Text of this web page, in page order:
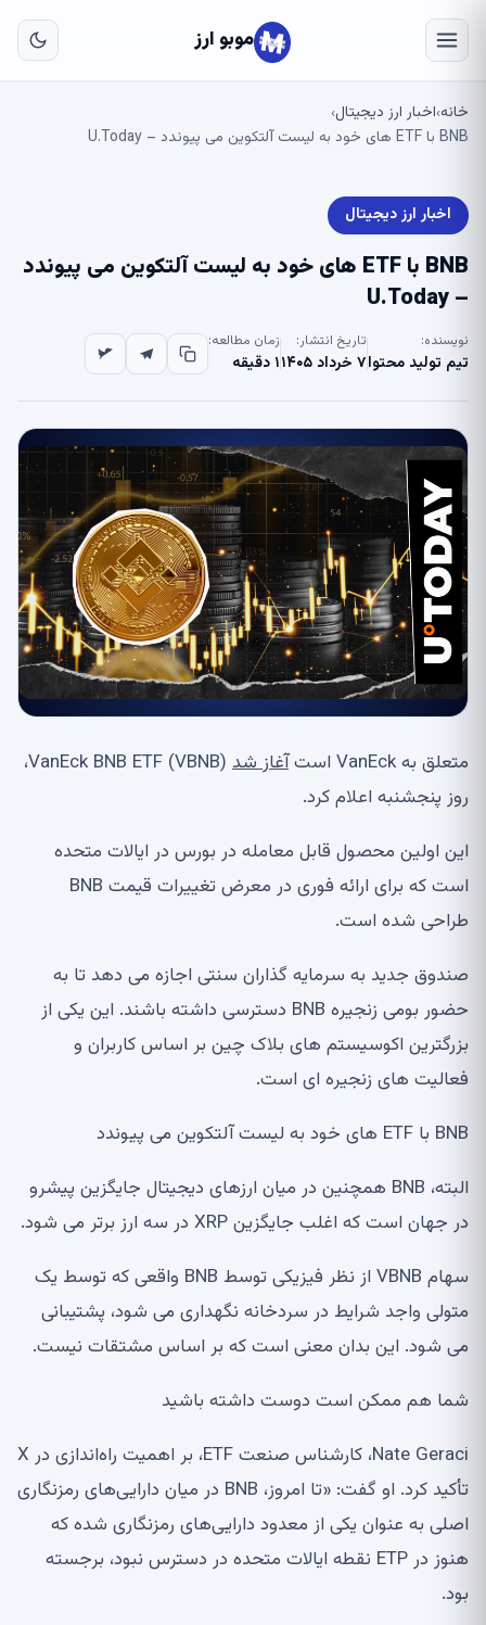
موبو ارز
خانه›اخبار ارز دیجیتال›
BNB با ETF های خود به لیست آلتکوین می پیوندد – U.Today
اخبار ارز دیجیتال
BNB با ETF های خود به لیست آلتکوین می پیوندد
– U.Today
نویسنده:
تیم تولید محتوا
تاریخ انتشار:
۷ خرداد ۱۴۰۵
زمان مطالعه:
۱ دقیقه
متعلق به VanEck است آغاز شد
VanEck BNB ETF (VBNB)،
روز پنجشنبه اعلام کرد.
این اولین محصول قابل معامله در بورس در ایالات متحده
است که برای ارائه فوری در معرض تغییرات قیمت BNB
طراحی شده است.
صندوق جدید به سرمایه گذاران سنتی اجازه می دهد تا به
حضور بومی زنجیره BNB دسترسی داشته باشند. این یکی از
بزرگترین اکوسیستم های بلاک چین بر اساس کاربران و
فعالیت های زنجیره ای است.
BNB با ETF های خود به لیست آلتکوین می پیوندد
البته، BNB همچنین در میان ارزهای دیجیتال جایگزین پیشرو
در جهان است که اغلب جایگزین XRP در سه ارز برتر می شود.
سهام VBNB از نظر فیزیکی توسط BNB واقعی که توسط یک
متولی واجد شرایط در سردخانه نگهداری می شود، پشتیبانی
می شود. این بدان معنی است که بر اساس مشتقات نیست.
شما هم ممکن است دوست داشته باشید
Nate Geraci، کارشناس صنعت ETF، بر اهمیت راه‌اندازی در X
تأکید کرد. او گفت: «تا امروز، BNB در میان دارایی‌های رمزنگاری
اصلی به عنوان یکی از معدود دارایی‌های رمزنگاری شده که
هنوز در ETP نقطه ایالات متحده در دسترس نبود، برجسته
بود.